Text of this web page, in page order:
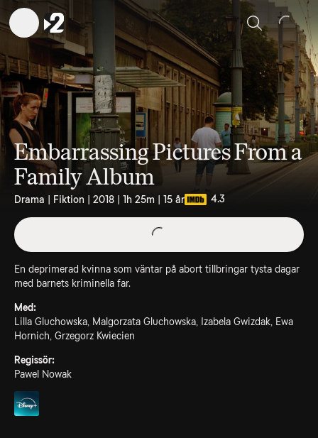
Sök
Embarrassing Pictures From a
Family Album
Drama | Fiktion | 2018 | 1h 25m | 15 år 4.3
En deprimerad kvinna som väntar på abort tillbringar tysta dagar
med barnets kriminella far.
Med:
Lilla Gluchowska, Malgorzata Gluchowska, Izabela Gwizdak, Ewa
Hornich, Grzegorz Kwiecien
Regissör:
Pawel Nowak